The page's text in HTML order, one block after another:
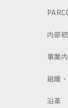
内部
事業
組織
沿革